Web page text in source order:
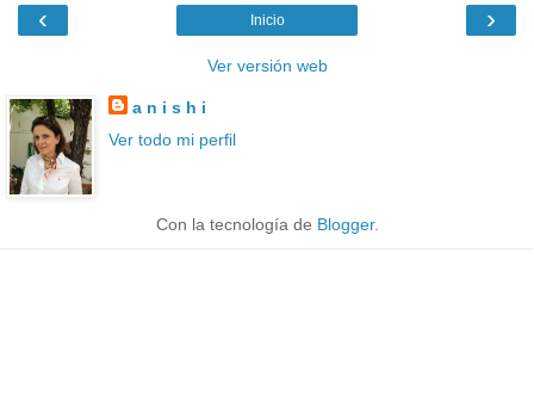
‹ ›
Inicio
Ver versión web
a n i s h i
Ver todo mi perfil
Con la tecnología de Blogger.